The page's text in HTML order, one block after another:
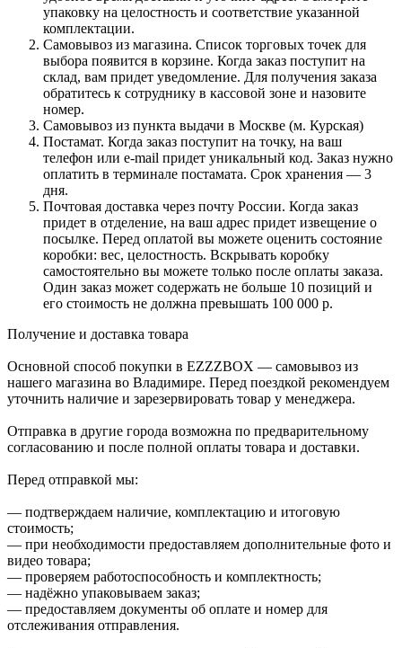
упаковку на целостность и соответствие указанной
комплектации.
Самовывоз из магазина. Список торговых точек для
выбора появится в корзине. Когда заказ поступит на
склад, вам придет уведомление. Для получения заказа
обратитесь к сотруднику в кассовой зоне и назовите
номер.
Самовывоз из пункта выдачи в Москве (м. Курская)
Постамат. Когда заказ поступит на точку, на ваш
телефон или e-mail придет уникальный код. Заказ нужно
оплатить в терминале постамата. Срок хранения — 3
дня.
Почтовая доставка через почту России. Когда заказ
придет в отделение, на ваш адрес придет извещение о
посылке. Перед оплатой вы можете оценить состояние
коробки: вес, целостность. Вскрывать коробку
самостоятельно вы можете только после оплаты заказа.
Один заказ может содержать не больше 10 позиций и
его стоимость не должна превышать 100 000 р.
Получение и доставка товара
Основной способ покупки в EZZZBOX — самовывоз из
нашего магазина во Владимире. Перед поездкой рекомендуем
уточнить наличие и зарезервировать товар у менеджера.
Отправка в другие города возможна по предварительному
согласованию и после полной оплаты товара и доставки.
Перед отправкой мы:
— подтверждаем наличие, комплектацию и итоговую
стоимость;
— при необходимости предоставляем дополнительные фото и
видео товара;
— проверяем работоспособность и комплектность;
— надёжно упаковываем заказ;
— предоставляем документы об оплате и номер для
отслеживания отправления.